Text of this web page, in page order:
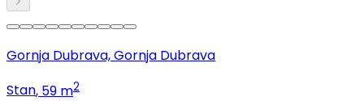
Gornja Dubrava, Gornja Dubrava
Stan, 59 m2